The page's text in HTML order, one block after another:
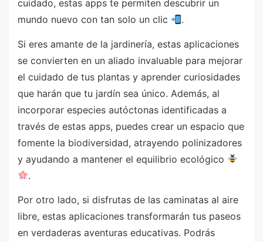
cuidado, estas apps te permiten descubrir un
mundo nuevo con tan solo un clic
.
Si eres amante de la jardinería, estas aplicaciones
se convierten en un aliado invaluable para mejorar
el cuidado de tus plantas y aprender curiosidades
que harán que tu jardín sea único. Además, al
incorporar especies autóctonas identificadas a
través de estas apps, puedes crear un espacio que
fomente la biodiversidad, atrayendo polinizadores
y ayudando a mantener el equilibrio ecológico
.
Por otro lado, si disfrutas de las caminatas al aire
libre, estas aplicaciones transformarán tus paseos
en verdaderas aventuras educativas. Podrás